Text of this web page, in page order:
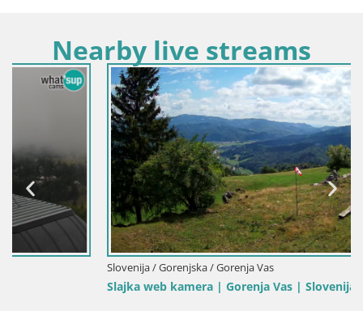
Nearby live streams
Slovenija / Gorenjska / Gorenja Vas
Slajka web kamera | Gorenja Vas | Slovenija